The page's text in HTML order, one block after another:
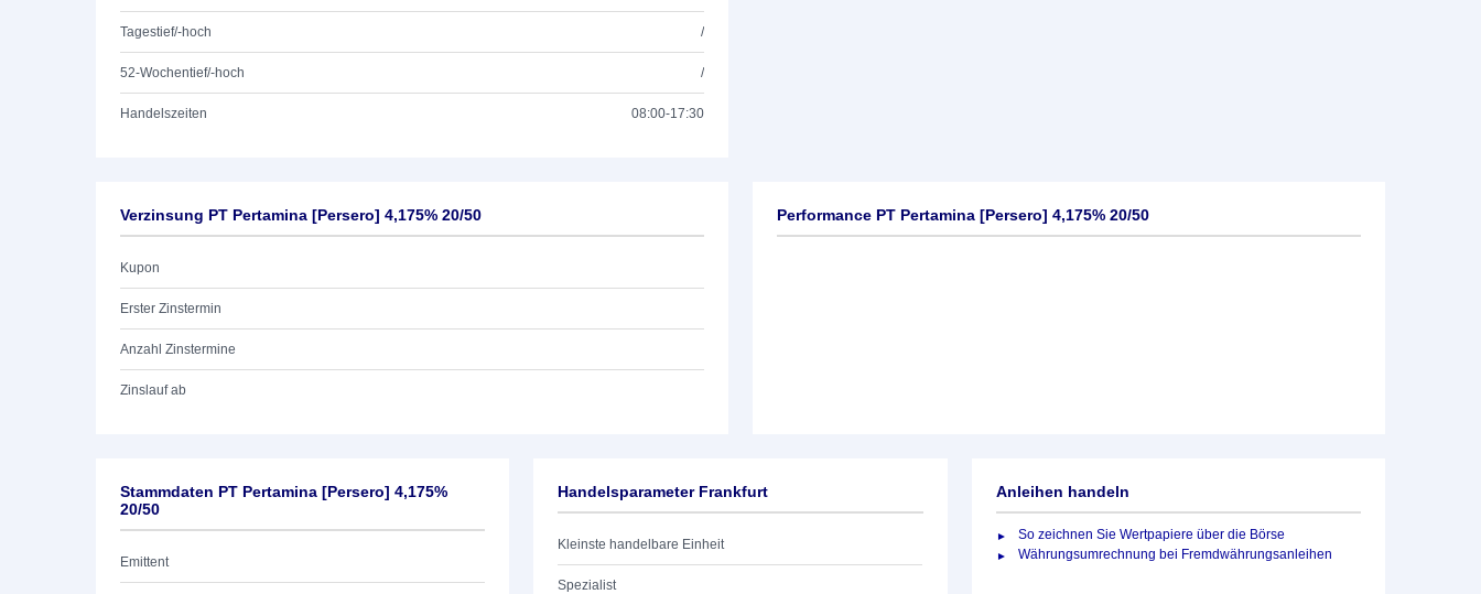
Tagestief/-hoch /
52-Wochentief/-hoch /
Handelszeiten 08:00-17:30
Verzinsung PT Pertamina [Persero] 4,175% 20/50
Kupon
Erster Zinstermin
Anzahl Zinstermine
Zinslauf ab
Performance PT Pertamina [Persero] 4,175% 20/50
Stammdaten PT Pertamina [Persero] 4,175%
20/50
Emittent
Handelsparameter Frankfurt
Kleinste handelbare Einheit
Spezialist
Anleihen handeln
So zeichnen Sie Wertpapiere über die Börse
Währungsumrechnung bei Fremdwährungsanleihen